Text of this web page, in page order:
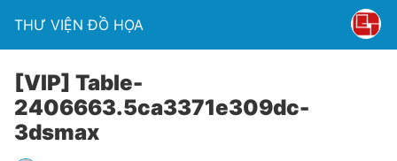
THƯ VIỆN ĐỒ HỌA
[VIP] Table-
2406663.5ca3371e309dc-
3dsmax